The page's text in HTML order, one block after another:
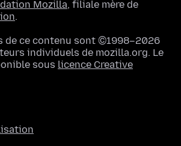
Mozilla, filiale mère de
.
de ce contenu sont ©1998–2026
individuels de mozilla.org. Le
sous licence Creative